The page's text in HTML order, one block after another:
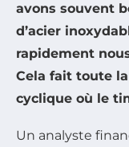
avons souvent
d’acier
rapidement
Cela fait toute
cyclique où le
Un analyste